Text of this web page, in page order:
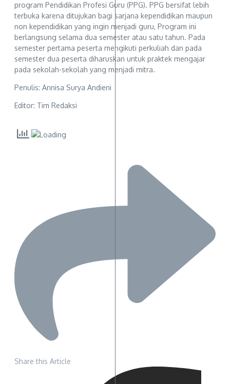
program Pendidikan Profesi Guru (PPG). PPG bersifat lebih
terbuka karena ditujukan bagi sarjana kependidikan maupun
non kependidikan yang ingin menjadi guru, Program ini
berlangsung selama dua semester atau satu tahun. Pada
semester pertama peserta mengikuti perkuliah dan pada
semester dua peserta diharuskan untuk praktek mengajar
pada sekolah-sekolah yang menjadi mitra.
Penulis: Annisa Surya Andieni
Editor: Tim Redaksi
Share this Article